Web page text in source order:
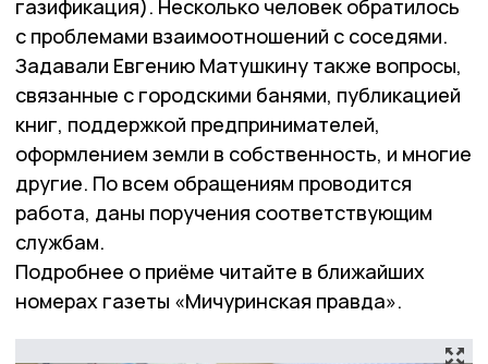
газификация). Несколько человек обратилось
с проблемами взаимоотношений с соседями.
Задавали Евгению Матушкину также вопросы,
связанные с городскими банями, публикацией
книг, поддержкой предпринимателей,
оформлением земли в собственность, и многие
другие. По всем обращениям проводится
работа, даны поручения соответствующим
службам.
Подробнее о приёме читайте в ближайших
номерах газеты «Мичуринская правда».